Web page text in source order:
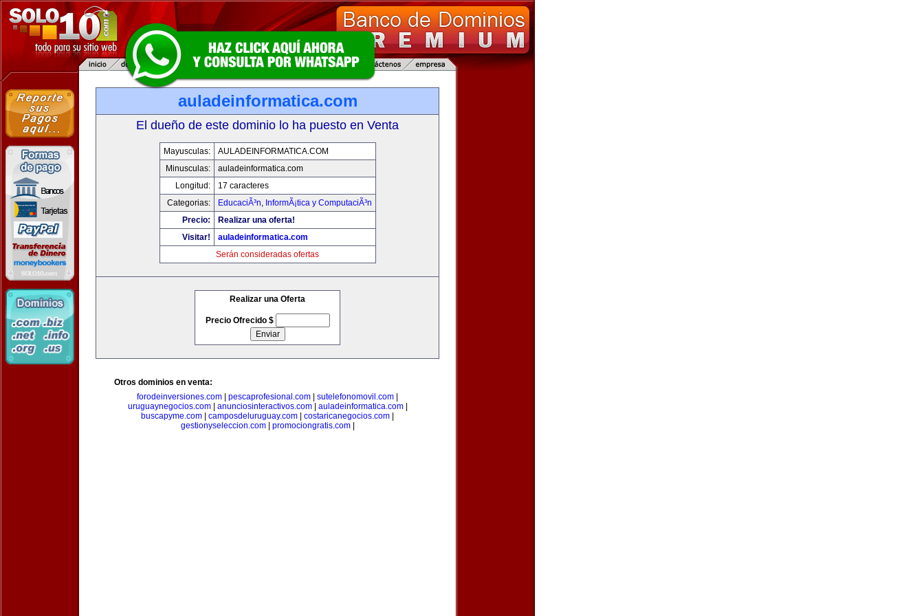
auladeinformatica.com
El dueño de este dominio lo ha puesto en Venta
Mayusculas:
AULADEINFORMATICA.COM
Minusculas:
auladeinformatica.com
Longitud:
17 caracteres
Categorias:
EducaciÃ³n, InformÃ¡tica y ComputaciÃ³n
Precio:
Realizar una oferta!
Visitar!
auladeinformatica.com
Serán consideradas ofertas
Realizar una Oferta
Precio Ofrecido $
Otros dominios en venta:
forodeinversiones.com
pescaprofesional.com sutelefonomovil.com
uruguaynegocios.com| anunciosinteractivos.com| auladeinformatica.com|
buscapyme.com
camposdeluruguay.com costaricanegocios.com
gestionyseleccion.com| promociongratis.com|